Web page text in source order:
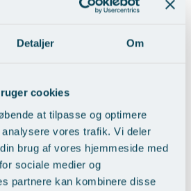
Detaljer Om
cookies
at tilpasse og optimere
vores trafik. Vi deler
brug af vores hjemmeside med
sociale medier og
partnere kan kombinere disse